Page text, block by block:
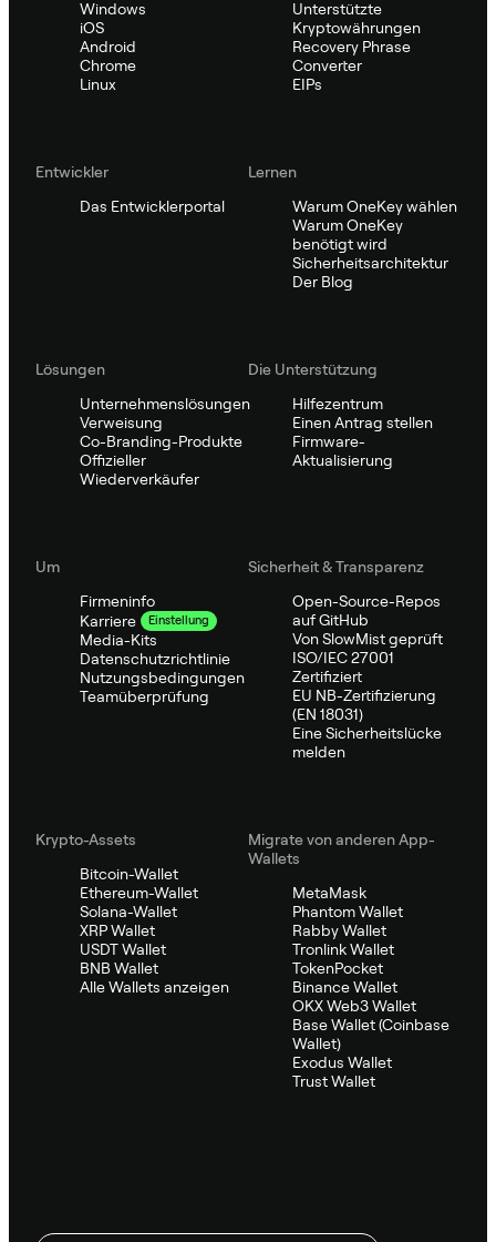
Windows
iOS
Android
Chrome
Linux
Unterstützte
Kryptowährungen
Recovery Phrase
Converter
EIPs
Entwickler
Das Entwicklerportal
Lernen
Warum OneKey wählen
Warum OneKey
benötigt wird
Sicherheitsarchitektur
Der Blog
Lösungen
Unternehmenslösungen
Verweisung
Co-Branding-Produkte
Offizieller
Wiederverkäufer
Die Unterstützung
Hilfezentrum
Einen Antrag stellen
Firmware-
Aktualisierung
Um
Firmeninfo
Karriere
Einstellung
Media-Kits
Datenschutzrichtlinie
Nutzungsbedingungen
Teamüberprüfung
Sicherheit & Transparenz
Open-Source-Repos
auf GitHub
Von SlowMist geprüft
ISO/IEC 27001
Zertifiziert
EU NB-Zertifizierung
(EN 18031)
Eine Sicherheitslücke
melden
Krypto-Assets
Bitcoin-Wallet
Ethereum-Wallet
Solana-Wallet
XRP Wallet
USDT Wallet
BNB Wallet
Alle Wallets anzeigen
Migrate von anderen App-
Wallets
MetaMask
Phantom Wallet
Rabby Wallet
Tronlink Wallet
TokenPocket
Binance Wallet
OKX Web3 Wallet
Base Wallet (Coinbase
Wallet)
Exodus Wallet
Trust Wallet